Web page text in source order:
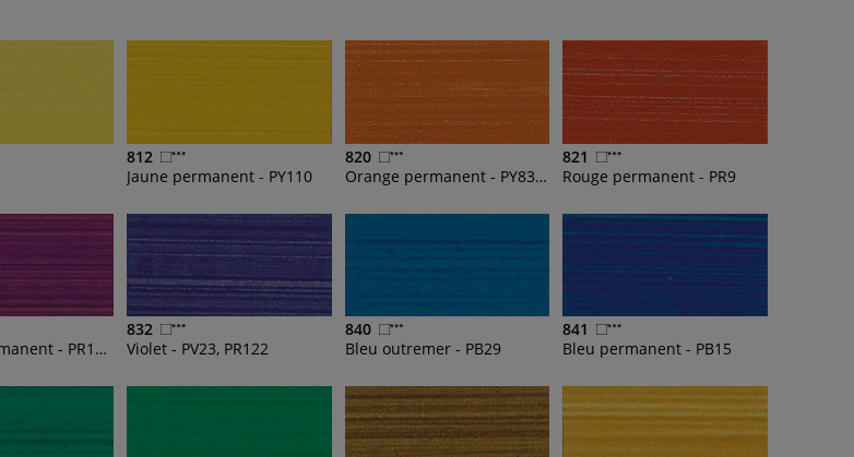
812
Jaune permanent - PY110
820
Orange permanent - PY83, PR9
821
Rouge permanent - PR9
Pourpre permanent - PR122, PV23
832
Violet - PV23, PR122
840
Bleu outremer - PB29
841
Bleu permanent - PB15